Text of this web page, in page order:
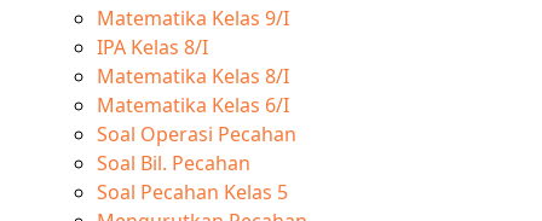
Matematika Kelas 9/I
IPA Kelas 8/I
Matematika Kelas 8/I
Matematika Kelas 6/I
Soal Operasi Pecahan
Soal Bil. Pecahan
Soal Pecahan Kelas 5